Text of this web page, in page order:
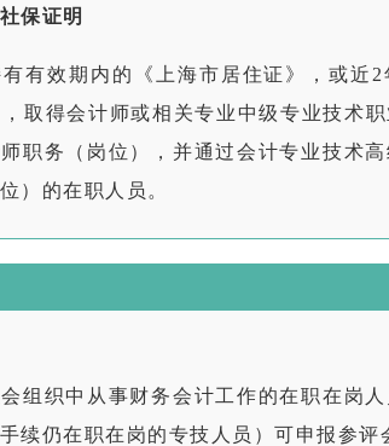
保证明
有效期内的《上海市居住证》，或近2
取得会计师或相关专业中级专业技术
职务（岗位），并通过会计专业技术
）的在职人员。
组织中从事财务会计工作的在职在岗
续仍在职在岗的专技人员）可申报参评